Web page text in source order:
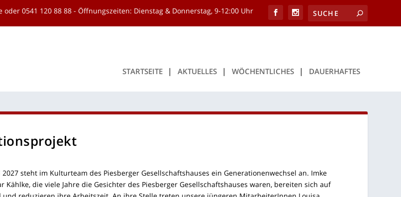
oder 0541 120 88 88- Öffnungszeiten: Dienstag & Donnerstag, 9-12:00 Uhr
START­SEI­TE AKTU­EL­LES WÖCHENT­LI­CHES DAU­ER­HAF­TES
steht im Kul­tur­team des Pies­ber­ger Gesell­schafts­hau­ses ein Gene­ra­tio­nen­wech­sel an. Imke
Kähl­ke, die vie­le Jah­re die Gesich­ter des Pies­ber­ger Gesell­schafts­hau­ses waren, berei­ten sich auf